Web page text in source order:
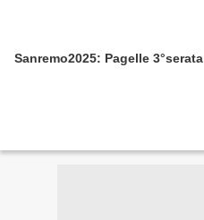
Sanremo2025: Pagelle 3°serata